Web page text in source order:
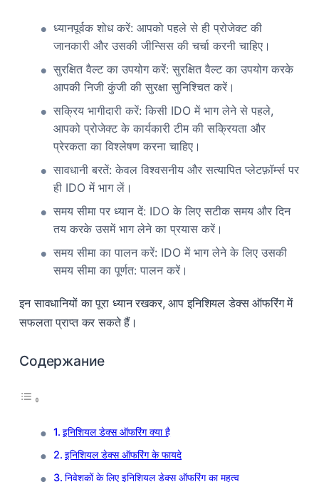
ध्यानपूर्वक शोध करें: आपको पहले से ही प्रोजेक्ट की
जानकारी और उसकी जीन्सिस की चर्चा करनी चाहिए।
सुरक्षित वैल्ट का उपयोग करें: सुरक्षित वैल्ट का उपयोग करके
आपकी निजी कुंजी की सुरक्षा सुनिश्चित करें।
सक्रिय भागीदारी करें: किसी IDO में भाग लेने से पहले,
आपको प्रोजेक्ट के कार्यकारी टीम की सक्रियता और
प्रेरकता का विश्लेषण करना चाहिए।
सावधानी बरतें: केवल विश्वसनीय और सत्यापित प्लेटफ़ॉर्म्स पर
ही IDO में भाग लें।
समय सीमा पर ध्यान दें: IDO के लिए सटीक समय और दिन
तय करके उसमें भाग लेने का प्रयास करें।
समय सीमा का पालन करें: IDO में भाग लेने के लिए उसकी
समय सीमा का पूर्णत: पालन करें।
इन सावधानियों का पूरा ध्यान रखकर, आप इनिशियल डेक्स ऑफरिंग में
सफलता प्राप्त कर सकते हैं।
Содержание
इनिशियल डेक्स ऑफरिंग क्या है
इनिशियल डेक्स ऑफरिंग के फायदे
निवेशकों के लिए इनिशियल डेक्स ऑफरिंग का महत्व